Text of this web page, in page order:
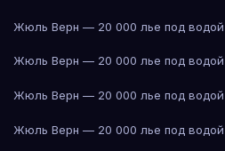
Жюль Верн — 20 000 лье под водой
Жюль Верн — 20 000 лье под водой
Жюль Верн — 20 000 лье под водой
Жюль Верн — 20 000 лье под водой